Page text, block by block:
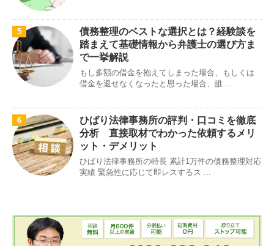
5
債務整理のベストな選択とは？経験談を
踏まえて基礎情報から弁護士の選び方ま
で一挙解説
もし多額の借金を抱えてしまった場合、もしくは
借金を返せなくなったと思った場合、誰 ...
6
ひばり法律事務所の評判・口コミを徹底
分析 直接取材でわかった依頼するメリ
ット・デメリット
ひばり法律事務所の特長 累計1万件の債務整理対応
実績 緊急性に応じて即レスするス ...